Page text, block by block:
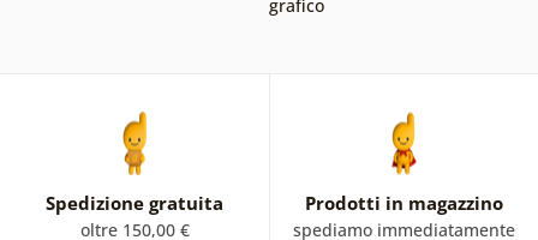
grafico
Spedizione gratuita
oltre 150,00 €
Prodotti in magazzino
spediamo immediatamente